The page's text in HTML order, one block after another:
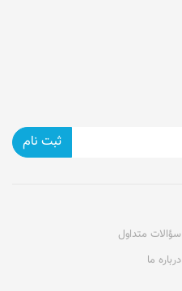
ثبت نام
سؤالات متداول
درباره ما